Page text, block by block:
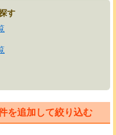
す
を追加して絞り込む